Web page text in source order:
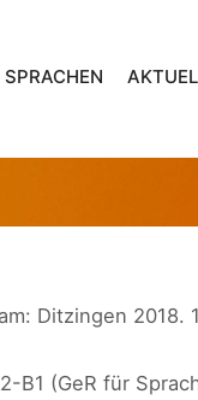
SPRACHEN2020von
Ditzingen 2018.
B1 (GeR für